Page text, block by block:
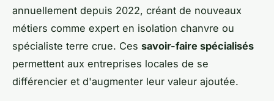
annuellement depuis 2022, créant de nouveaux
métiers comme expert en isolation chanvre ou
spécialiste terre crue. Ces savoir-faire spécialisés
permettent aux entreprises locales de se
différencier et d'augmenter leur valeur ajoutée.